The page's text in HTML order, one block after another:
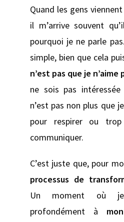
Quand les gens
il m’arrive souvent
pourquoi je ne parle
simple, bien que cela
n’est pas que je n’aime
ne sois pas intéressée
n’est pas non plus que
pour respirer ou trop
communiquer.
C’est juste que, pour
processus de
Un moment où
profondément à